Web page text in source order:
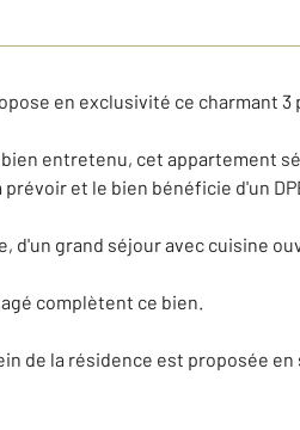
en exclusivité ce charmant
bien entretenu, cet appartement
et le bien bénéficie d'un
d'un grand séjour avec cuisine
complètent ce bien.
de la résidence est proposée en